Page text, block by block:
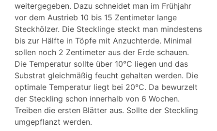
weitergegeben. Dazu schneidet man im Frühjahr
vor dem Austrieb 10 bis 15 Zentimeter lange
Steckhölzer. Die Stecklinge steckt man mindestens
bis zur Hälfte in Töpfe mit Anzuchterde. Minimal
sollen noch 2 Zentimeter aus der Erde schauen.
Die Temperatur sollte über 10°C liegen und das
Substrat gleichmäßig feucht gehalten werden. Die
optimale Temperatur liegt bei 20°C. Da bewurzelt
der Steckling schon innerhalb von 6 Wochen.
Treiben die ersten Blätter aus. Sollte der Steckling
umgepflanzt werden.